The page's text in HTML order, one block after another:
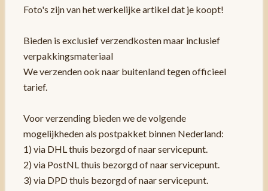
Foto's zijn van het werkelijke artikel dat je koopt!
Bieden is exclusief verzendkosten maar inclusief
verpakkingsmateriaal
We verzenden ook naar buitenland tegen officieel
tarief.
Voor verzending bieden we de volgende
mogelijkheden als postpakket binnen Nederland:
1) via DHL thuis bezorgd of naar servicepunt.
2) via PostNL thuis bezorgd of naar servicepunt.
3) via DPD thuis bezorgd of naar servicepunt.